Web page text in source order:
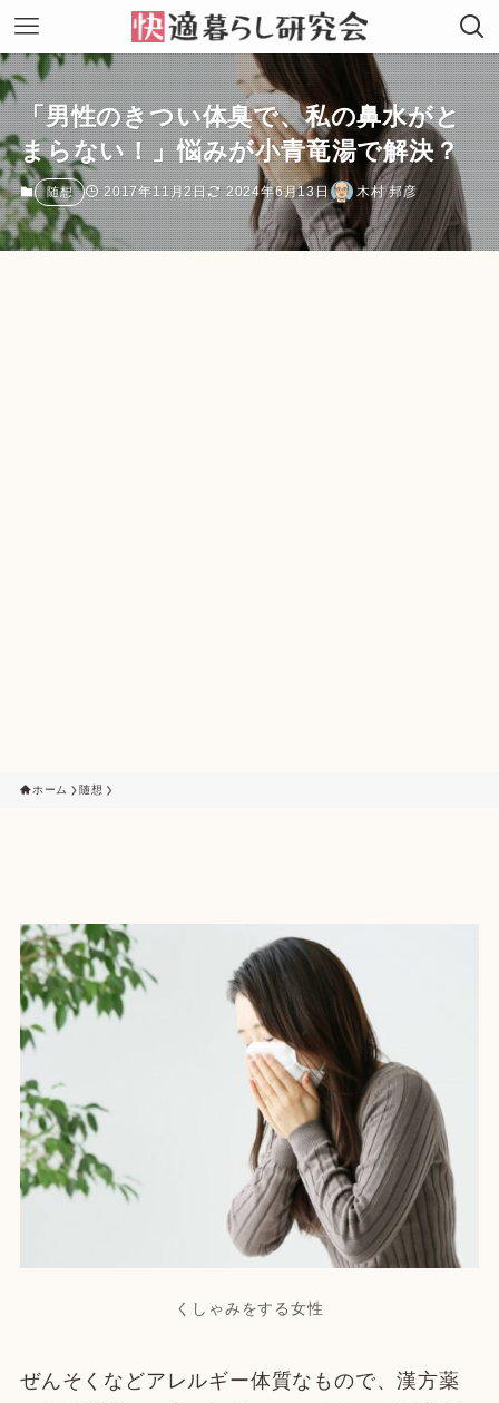
「男性のきつい体臭で、私の鼻水がと
まらない！」悩みが小青竜湯で解決？
随想 2017年11月2日 2024年6月13日 木村 邦彦
ホーム 随想
くしゃみをする女性
ぜんそくなどアレルギー体質なもので、漢方薬